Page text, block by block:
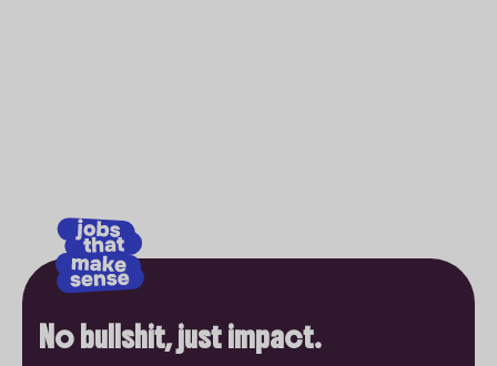
No bullshit, just impact.